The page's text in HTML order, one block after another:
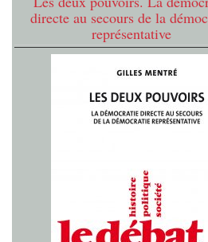
directe au secours de la
représentative